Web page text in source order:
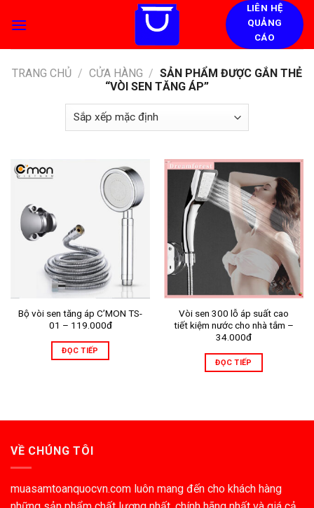
LIÊN HỆ
QUẢNG
CÁO
TRANG CHỦ / CỬA HÀNG / SẢN PHẨM ĐƯỢC GẮN THẺ
“VÒI SEN TĂNG ÁP”
Bộ vòi sen tăng áp C’MON TS-
01 – 119.000đ
ĐỌC TIẾP
Vòi sen 300 lỗ áp suất cao
tiết kiệm nước cho nhà tắm –
34.000đ
ĐỌC TIẾP
VỀ CHÚNG TÔI
muasamtoanquocvn.com luôn mang đến cho khách hàng